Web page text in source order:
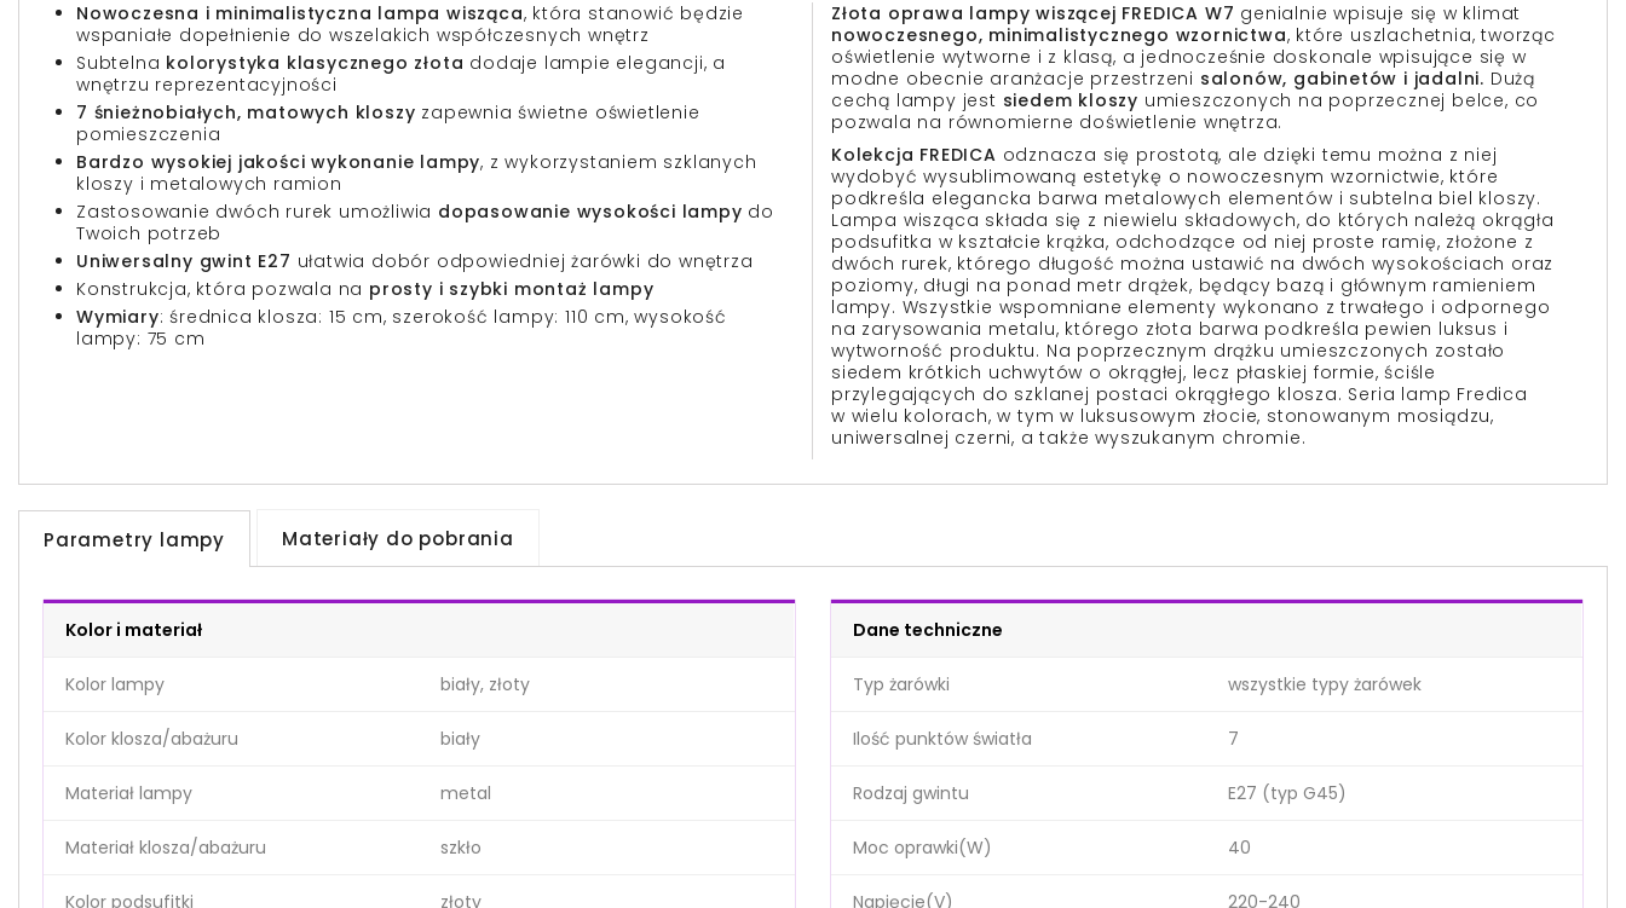
Nowoczesna i minimalistyczna lampa wisząca, która stanowić będzie
wspaniałe dopełnienie do wszelakich współczesnych wnętrz
Subtelna kolorystyka klasycznego złota dodaje lampie elegancji, a
wnętrzu reprezentacyjności
7 śnieżnobiałych, matowych kloszy zapewnia świetne oświetlenie
pomieszczenia
Bardzo wysokiej jakości wykonanie lampy, z wykorzystaniem szklanych
kloszy i metalowych ramion
Zastosowanie dwóch rurek umożliwia dopasowanie wysokości lampy do
Twoich potrzeb
Uniwersalny gwint E27 ułatwia dobór odpowiedniej żarówki do wnętrza
Konstrukcja, która pozwala na prosty i szybki montaż lampy
Wymiary: średnica klosza: 15 cm, szerokość lampy: 110 cm, wysokość
lampy: 75 cm
Złota oprawa lampy wiszącej FREDICA W7 genialnie wpisuje się w klimat
nowoczesnego, minimalistycznego wzornictwa, które uszlachetnia, tworząc
oświetlenie wytworne i z klasą, a jednocześnie doskonale wpisujące się w
modne obecnie aranżacje przestrzeni salonów, gabinetów i jadalni. Dużą
cechą lampy jest siedem kloszy umieszczonych na poprzecznej belce, co
pozwala na równomierne doświetlenie wnętrza.
Kolekcja FREDICA odznacza się prostotą, ale dzięki temu można z niej
wydobyć wysublimowaną estetykę o nowoczesnym wzornictwie, które
podkreśla elegancka barwa metalowych elementów i subtelna biel kloszy.
Lampa wisząca składa się z niewielu składowych, do których należą okrągła
podsufitka w kształcie krążka, odchodzące od niej proste ramię, złożone z
dwóch rurek, którego długość można ustawić na dwóch wysokościach oraz
poziomy, długi na ponad metr drążek, będący bazą i głównym ramieniem
lampy. Wszystkie wspomniane elementy wykonano z trwałego i odpornego
na zarysowania metalu, którego złota barwa podkreśla pewien luksus i
wytworność produktu. Na poprzecznym drążku umieszczonych zostało
siedem krótkich uchwytów o okrągłej, lecz płaskiej formie, ściśle
przylegających do szklanej postaci okrągłego klosza. Seria lamp Fredica
w wielu kolorach, w tym w luksusowym złocie, stonowanym mosiądzu,
uniwersalnej czerni, a także wyszukanym chromie.
Parametry lampy Materiały do pobrania
Kolor i materiał
Kolor lampy biały, złoty
Kolor klosza/abażuru biały
Materiał lampy metal
Materiał klosza/abażuru szkło
Kolor podsufitki złoty
Dane techniczne
Typ żarówki wszystkie typy żarówek
Ilość punktów światła 7
Rodzaj gwintu E27 (typ G45)
Moc oprawki(W) 40
Napięcie(V) 220-240